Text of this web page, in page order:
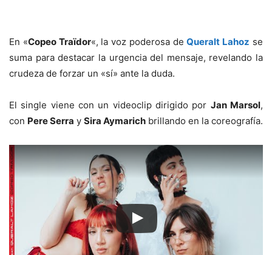
En «Copeo Traïdor«, la voz poderosa deQueralt Lahoz se
suma para destacar la urgencia del mensaje, revelando la
crudeza de forzar un «sí» ante la duda.
El single viene con un videoclip dirigido por Jan Marsol,
con Pere Serra y Sira Aymarich brillando en la coreografía.